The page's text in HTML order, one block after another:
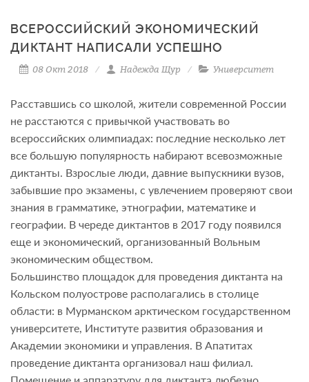
ВСЕРОССИЙСКИЙ ЭКОНОМИЧЕСКИЙ
ДИКТАНТ НАПИСАЛИ УСПЕШНО
08 Окт 2018 Надежда Щур Университет
Расставшись со школой, жители современной России
не расстаются с привычкой участвовать во
всероссийских олимпиадах: последние несколько лет
все большую популярность набирают всевозможные
диктанты. Взрослые люди, давние выпускники вузов,
забывшие про экзамены, с увлечением проверяют свои
знания в грамматике, этнографии, математике и
географии. В череде диктантов в 2017 году появился
еще и экономический, организованный Вольным
экономическим обществом.
Большинство площадок для проведения диктанта на
Кольском полуострове располагались в столице
области: в Мурманском арктическом государственном
университете, Институте развития образования и
Академии экономики и управления. В Апатитах
проведение диктанта организовал наш филиал.